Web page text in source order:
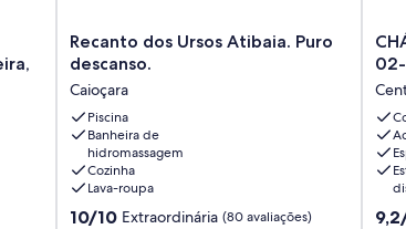
Recanto
dos
Atibaia.
Puro
descanso.
Caioçara
Recanto dos Ursos Atibaia. Puro
descanso.
Caioçara
Piscina
Banheira de
hidromassagem
Cozinha
Lava-roupa
10.0
10/10 Extraordinária (80 avaliações)
02-
-
03-
de
9.2